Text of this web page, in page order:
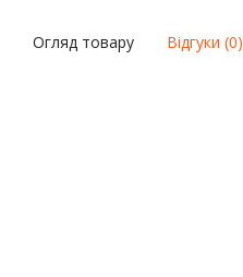
Огляд товару Відгуки (0)